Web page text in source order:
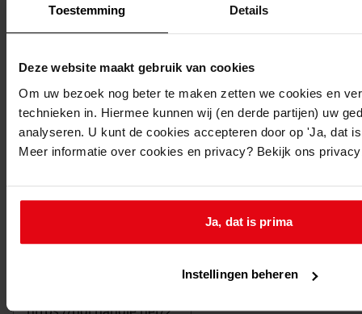
Toestemming Details
Deze website maakt gebruik van cookies
Om uw bezoek nog beter te maken zetten we cookies en
technieken in. Hiermee kunnen wij (en derde partijen) uw
analyseren. U kunt de cookies accepteren door op 'Ja, dat
Meer informatie over cookies en privacy? Bekijk ons
Ja, dat is prima
Instellingen beheren